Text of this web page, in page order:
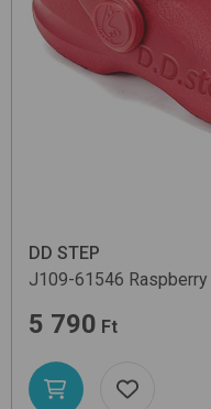
DD STEP
J109-61546 Raspberry
5 790 Ft